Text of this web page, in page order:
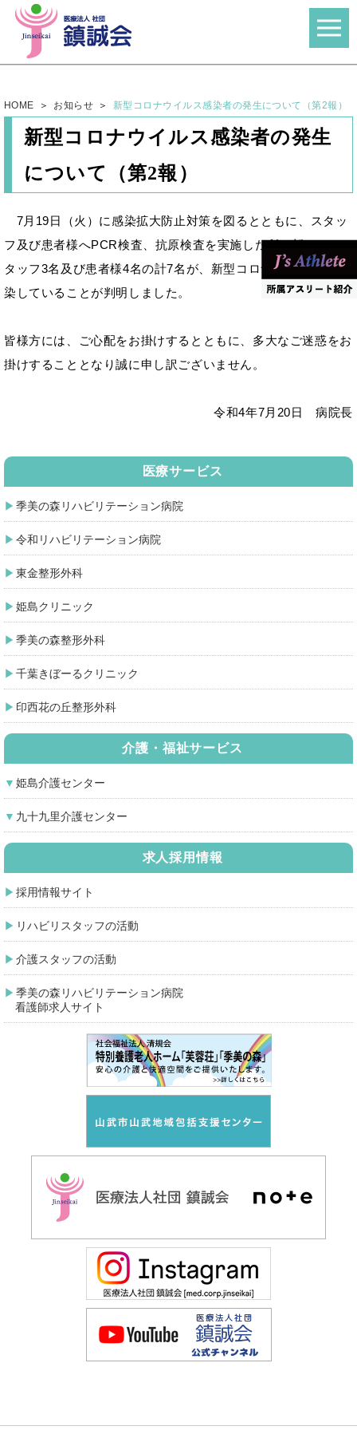
HOME お知らせ 新型コロナウイルス感染者の発生について（第2報）
新型コロナウイルス感染者の発生
について（第2報）
7月 19日（火）に感染拡大防止対策を図るとともに、スタッ
フ及び患者様へPCR検査、抗原検査を実施した所、新たにス
タッフ3名及び患者様4名の計7名が、新型コロナウイルスに感
染していることが判明しました。
皆様方には、ご心配をお掛けするとともに、多大なご迷惑をお
掛けすることとなり誠に申し訳ございません。
令和4年7月20日 病院長
医療サービス
季美の森リハビリテーション病院
令和リハビリテーション病院
東金整形外科
姫島クリニック
季美の森整形外科
千葉きぼーるクリニック
印西花の丘整形外科
介護・福祉サービス
姫島介護センター
九十九里介護センター
求人採用情報
採用情報サイト
リハビリスタッフの活動
介護スタッフの活動
季美の森リハビリテーション病院
看護師求人サイト